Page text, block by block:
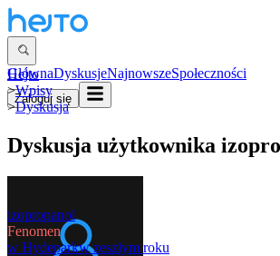
GłównaDyskusjeNajnowszeSpołeczności
Zaloguj się
Hejto
>Wpisy
>Dyskusja
Dyskusja użytkownika
izopropanol
Fenomen
w Hydeparkw zeszłym roku